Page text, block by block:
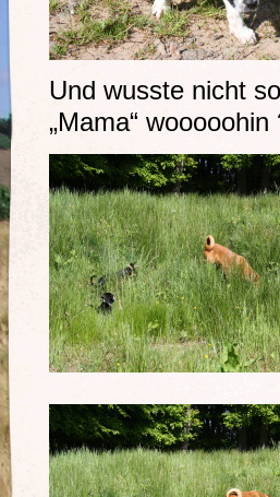
Und wusste nicht
„Mama“ wooooohin